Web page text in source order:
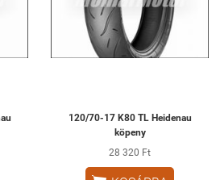
120/70-17 K80 TL Heidenau
köpeny
28 320 Ft